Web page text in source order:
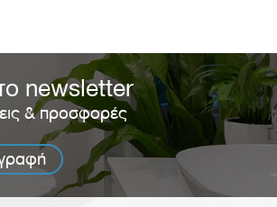
newsletter
& προσφορές